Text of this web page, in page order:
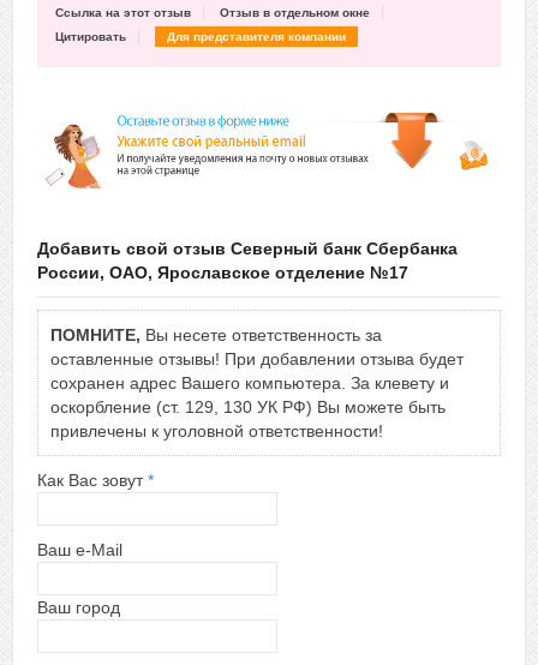
Ссылка на этот отзыв
Отзыв в отдельном окне
Цитировать
Для представителя компании
Добавить свой отзыв Северный банк Сбербанка
России, ОАО, Ярославское отделение №17
ПОМНИТЕ, Вы несете ответственность за
оставленные отзывы! При добавлении отзыва будет
сохранен адрес Вашего компьютера. За клевету и
оскорбление (ст. 129, 130 УК РФ) Вы можете быть
привлечены к уголовной ответственности!
Как Вас зовут*
Ваш e-Mail
Ваш город